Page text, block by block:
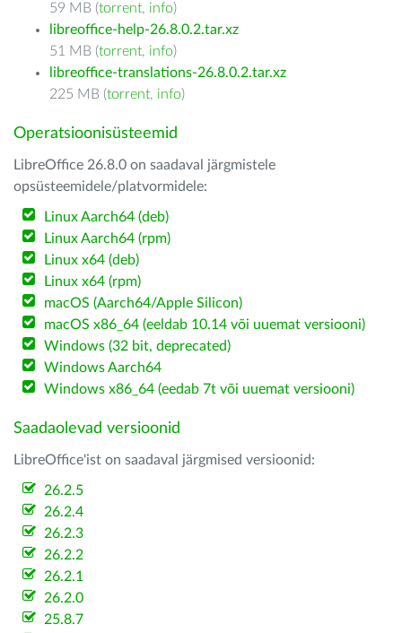
59 MB (torrent, info)
libreoffice-help-26.8.0.2.tar.xz
51 MB (torrent, info)
libreoffice-translations-26.8.0.2.tar.xz
225 MB (torrent, info)
Operatsioonisüsteemid
LibreOffice 26.8.0 on saadaval järgmistele
opsüsteemidele/platvormidele:
Linux Aarch64 (deb)
Linux Aarch64 (rpm)
Linux x64 (deb)
Linux x64 (rpm)
macOS (Aarch64/Apple Silicon)
macOS x86_64 (eeldab 10.14 või uuemat versiooni)
Windows (32 bit, deprecated)
Windows Aarch64
Windows x86_64 (eedab 7t või uuemat versiooni)
Saadaolevad versioonid
LibreOffice'ist on saadaval järgmised versioonid:
26.2.5
26.2.4
26.2.3
26.2.2
26.2.1
26.2.0
25.8.7